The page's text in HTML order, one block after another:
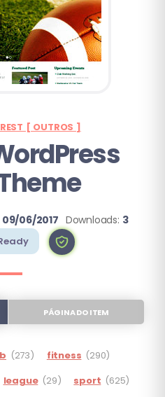
[ OUTROS ]
09/06/2017 Downloads: 3
PÁGINA DO ITEM
(273) fitness (290)
league (29) sport (625)